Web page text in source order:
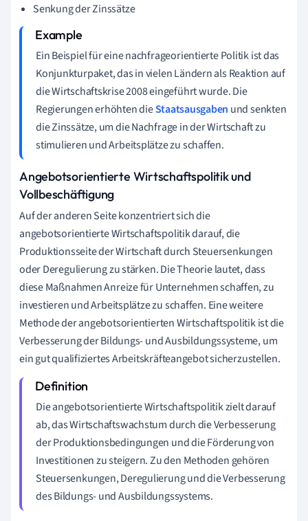
Senkung der Zinssätze
Ein Beispiel für eine nachfrageorientierte Politik ist das
Konjunkturpaket, das in vielen Ländern als Reaktion auf
die Wirtschaftskrise 2008 eingeführt wurde. Die
Regierungen erhöhten dieStaatsausgaben und senkten
die Zinssätze, um die Nachfrage in der Wirtschaft zu
stimulieren und Arbeitsplätze zu schaffen.
Angebotsorientierte Wirtschaftspolitik und
Vollbeschäftigung
Auf der anderen Seite konzentriert sich die
angebotsorientierte Wirtschaftspolitik darauf, die
Produktionsseite der Wirtschaft durch Steuersenkungen
oder Deregulierung zu stärken. Die Theorie lautet, dass
diese Maßnahmen Anreize für Unternehmen schaffen, zu
investieren und Arbeitsplätze zu schaffen. Eine weitere
Methode der angebotsorientierten Wirtschaftspolitik ist die
Verbesserung der Bildungs- und Ausbildungssysteme, um
ein gut qualifiziertes Arbeitskräfteangebot sicherzustellen.
Die angebotsorientierte Wirtschaftspolitik zielt darauf
ab, das Wirtschaftswachstum durch die Verbesserung
der Produktionsbedingungen und die Förderung von
Investitionen zu steigern. Zu den Methoden gehören
Steuersenkungen, Deregulierung und die Verbesserung
des Bildungs- und Ausbildungssystems.